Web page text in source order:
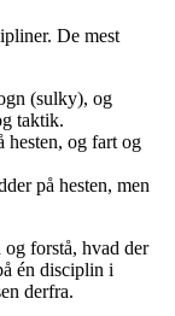
De mest
(sulky), og
taktik.
hesten, og fart og
på hesten, men
forstå, hvad der
én disciplin i
derfra.